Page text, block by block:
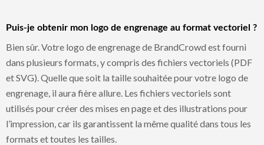
Puis-je obtenir mon logo de engrenage au format vectoriel ?
Bien sûr. Votre logo de engrenage de BrandCrowd est fourni
dans plusieurs formats, y compris des fichiers vectoriels (PDF
et SVG). Quelle que soit la taille souhaitée pour votre logo de
engrenage, il aura fière allure. Les fichiers vectoriels sont
utilisés pour créer des mises en page et des illustrations pour
l’impression, car ils garantissent la même qualité dans tous les
formats et toutes les tailles.